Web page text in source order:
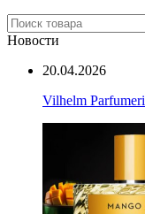
Новости
20.04.2026
Vilhelm